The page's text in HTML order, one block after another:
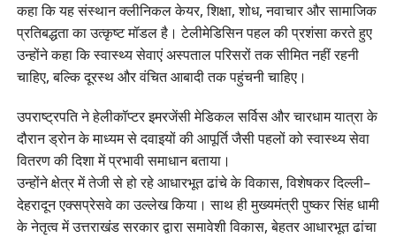
कहा कि यह संस्थान क्लीनिकल केयर, शिक्षा, शोध, नवाचार और सामाजिक
प्रतिबद्धता का उत्कृष्ट मॉडल है। टेलीमेडिसिन पहल की प्रशंसा करते हुए
उन्होंने कहा कि स्वास्थ्य सेवाएं अस्पताल परिसरों तक सीमित नहीं रहनी
चाहिए, बल्कि दूरस्थ और वंचित आबादी तक पहुंचनी चाहिए।
उपराष्ट्रपति ने हेलीकॉप्टर इमरजेंसी मेडिकल सर्विस और चारधाम यात्रा के
दौरान ड्रोन के माध्यम से दवाइयों की आपूर्ति जैसी पहलों को स्वास्थ्य सेवा
वितरण की दिशा में प्रभावी समाधान बताया।
उन्होंने क्षेत्र में तेजी से हो रहे आधारभूत ढांचे के विकास, विशेषकर दिल्ली–
देहरादून एक्सप्रेसवे का उल्लेख किया। साथ ही मुख्यमंत्री पुष्कर सिंह धामी
के नेतृत्व में उत्तराखंड सरकार द्वारा समावेशी विकास, बेहतर आधारभूत ढांचा